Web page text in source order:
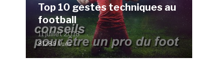
Top 10 gestes techniques au
football
11 juillet 2018
81289 Vues